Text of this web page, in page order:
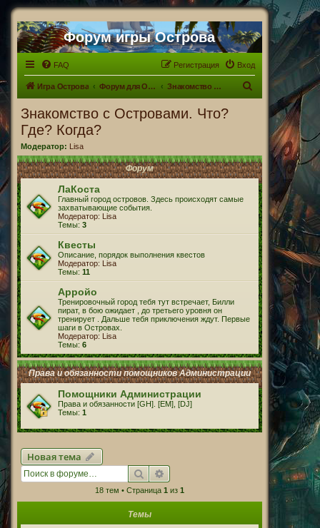
Форум игры Острова
FAQ Вход
Регистрация
Игра Острова Форум для Островитян Знакомство с Островами. Что? Где? Когда?
к
Знакомство с Островами. Что?
Где? Когда?
Модератор: Lisa
Форум
ЛаКоста
Главный город островов. Здесь происходят самые
захватывающие события.
Модератор: Lisa
Темы: 3
Квесты
Описание, порядок выполнения квестов
Модератор: Lisa
Темы: 11
Арройо
Тренировочный город тебя тут встречает, Билли
пират, в бою ожидает , до третьего уровня он
тренирует . Дальше тебя приключения ждут. Первые
шаги в Островах.
Модератор: Lisa
Темы: 6
Права и обязанности помощников Администрации
Помощники Администрации
Права и обязанности [GH]. [EM], [DJ]
Темы: 1
Новая тема
Поиск
18 тем • Страница 1 из 1
Темы